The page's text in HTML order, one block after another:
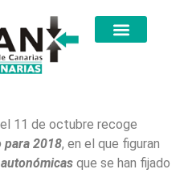
11 de octubre recoge
para 2018, en el que figuran
que se han fijado